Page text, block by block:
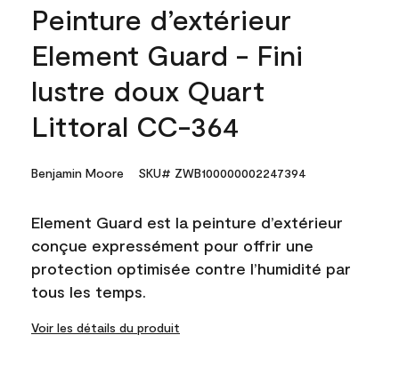
Peinture d’extérieur
Element Guard - Fini
lustre doux Quart
Littoral CC-364
Benjamin Moore SKU# ZWB100000002247394
Element Guard est la peinture d’extérieur
conçue expressément pour offrir une
protection optimisée contre l’humidité par
tous les temps.
Voir les détails du produit